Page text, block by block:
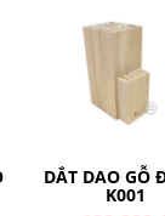
Dao cán màu
12''